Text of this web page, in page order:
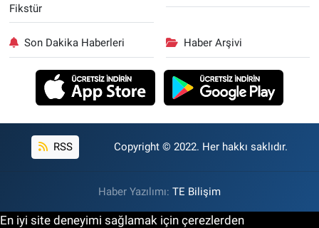
Fikstür
Son Dakika Haberleri Haber Arşivi
RSS Copyright © 2022. Her hakkı saklıdır.
Haber Yazılımı: TE Bilişim
En iyi site deneyimi sağlamak için çerezlerden